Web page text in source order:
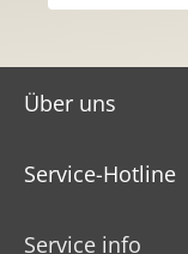
Über uns
Service-Hotline
Service info